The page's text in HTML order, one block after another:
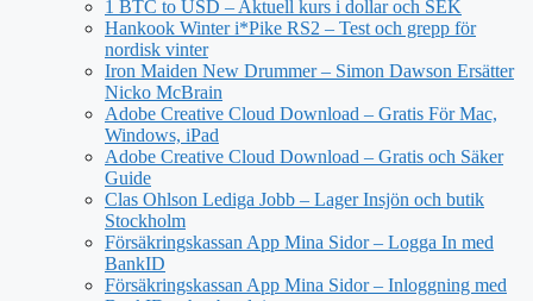
1 BTC to USD – Aktuell kurs i dollar och SEK
Hankook Winter i*Pike RS2 – Test och grepp för
nordisk vinter
Iron Maiden New Drummer – Simon Dawson Ersätter
Nicko McBrain
Adobe Creative Cloud Download – Gratis För Mac,
Windows, iPad
Adobe Creative Cloud Download – Gratis och Säker
Guide
Clas Ohlson Lediga Jobb – Lager Insjön och butik
Stockholm
Försäkringskassan App Mina Sidor – Logga In med
BankID
Försäkringskassan App Mina Sidor – Inloggning med